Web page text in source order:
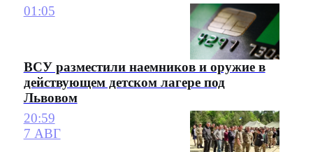
01:05
ВСУ разместили наемников и оружие в
действующем детском лагере под
Львовом
20:59
7 АВГ